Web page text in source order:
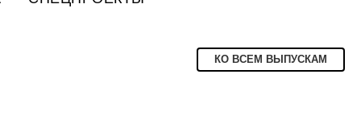
КО ВСЕМ ВЫПУСКАМ